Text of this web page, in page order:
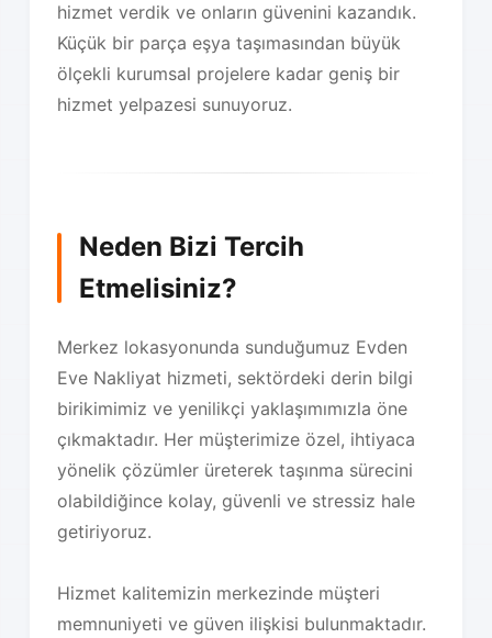
hizmet verdik ve onların güvenini kazandık.
Küçük bir parça eşya taşımasından büyük
ölçekli kurumsal projelere kadar geniş bir
hizmet yelpazesi sunuyoruz.
Neden Bizi Tercih
Etmelisiniz?
Merkez lokasyonunda sunduğumuz Evden
Eve Nakliyat hizmeti, sektördeki derin bilgi
birikimimiz ve yenilikçi yaklaşımımızla öne
çıkmaktadır. Her müşterimize özel, ihtiyaca
yönelik çözümler üreterek taşınma sürecini
olabildiğince kolay, güvenli ve stressiz hale
getiriyoruz.
Hizmet kalitemizin merkezinde müşteri
memnuniyeti ve güven ilişkisi bulunmaktadır.